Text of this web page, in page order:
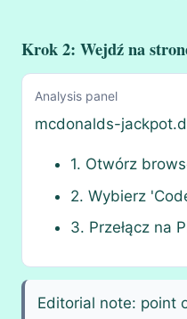
Krok 2: Wejdź na
Analysis panel
mcdonalds-
1. Otwórz
2. Wybierz
3. Przełącz na
Editorial note: point